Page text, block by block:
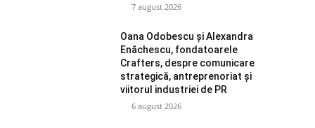
7 august 2026
Oana Odobescu și Alexandra
Enăchescu, fondatoarele
Crafters, despre comunicare
strategică, antreprenoriat și
viitorul industriei de PR
6 august 2026